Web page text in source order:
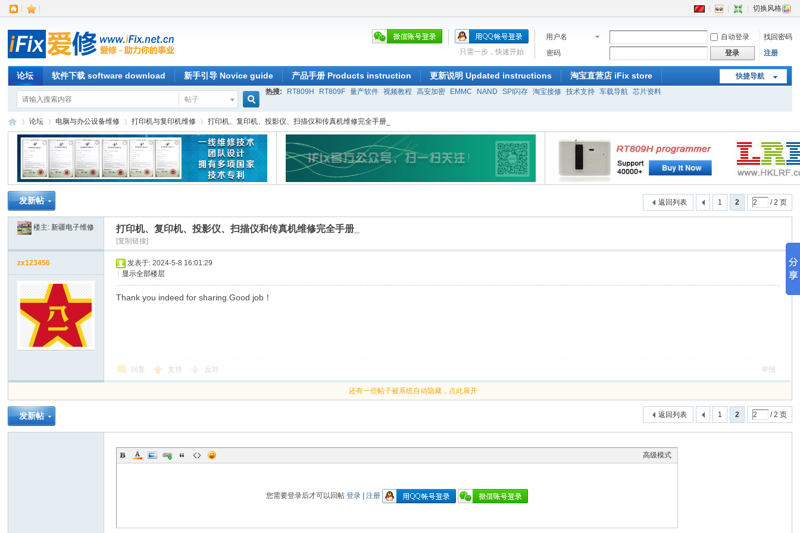
切换风格
用户名 自动登录
找回密码
密码
登录 注册
只需一步，快速开始
快捷导航
论坛 软件下载 software download 新手引导 Novice guide 产品手册 Products instruction 更新说明 Updated instructions 淘宝直营店 iFix store
帖子
搜
索
热搜: RT809H RT809F 量产软件 视频教程 高安加密 EMMC NAND SPI闪存 淘宝接修 技术支持 车载导航 芯片资料
爱
论坛
›
电脑与办公设备维修
›
打印机与复印机维修 打印机、复印机、投影仪、扫描仪和传真机维修完全手册_
1 2 / 2 页
返回列表
发新帖
楼主: 新疆电子维修 打印机、复印机、投影仪、扫描仪和传真机维修完全手册_
[复制链接]
zx123456
发表于: 2024-5-8 16:01:29
显示全部楼层
Thank you indeed for sharing.Good job！
回复 支持 反对 举报
还有一些帖子被系统自动隐藏，点此展开
1 2 / 2 页
返回列表
发新帖
高级模式
您需要登录后才可以回帖登录 |注册